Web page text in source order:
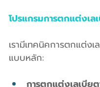
โปรแกรมการตกแต่งเ
เรามีเทคนิคการตกแต่ง
แบบหลัก:
การตกแต่งเลเบีย